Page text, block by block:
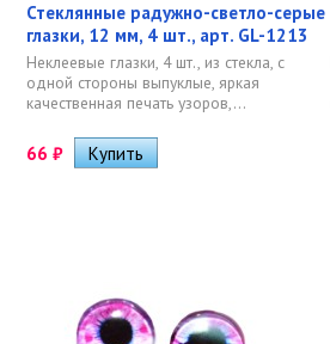
Стеклянные радужно-светло-серые
глазки, 12 мм, 4 шт., арт. GL-1213
Неклеевые глазки, 4 шт., из стекла, с
одной стороны выпуклые, яркая
качественная печать узоров,...
66 ₽